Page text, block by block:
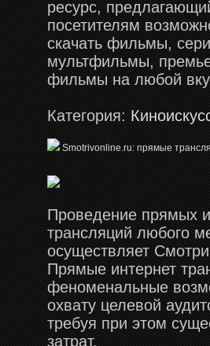
ресурс,
посетителям
скачать фильмы,
мультфильмы,
фильмы на любой
Категория:
Smotrivonline.ru: прямые
Проведение прямых
трансляций любого
осуществляет
Прямые интернет
феноменальные
охвату целевой
требуя при этом
затрат.